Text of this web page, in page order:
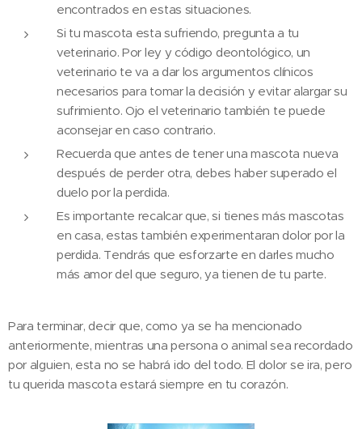
encontrados en estas situaciones.
Si tu mascota esta sufriendo, pregunta a tu
veterinario. Por ley y código deontológico, un
veterinario te va a dar los argumentos clínicos
necesarios para tomar la decisión y evitar alargar su
sufrimiento. Ojo el veterinario también te puede
aconsejar en caso contrario.
Recuerda que antes de tener una mascota nueva
después de perder otra, debes haber superado el
duelo por la perdida.
Es importante recalcar que, si tienes más mascotas
en casa, estas también experimentaran dolor por la
perdida. Tendrás que esforzarte en darles mucho
más amor del que seguro, ya tienen de tu parte.
Para terminar, decir que, como ya se ha mencionado
anteriormente, mientras una persona o animal sea recordado
por alguien, esta no se habrá ido del todo. El dolor se ira, pero
tu querida mascota estará siempre en tu corazón.